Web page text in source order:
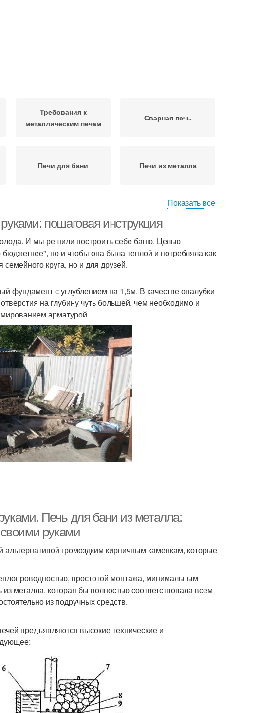
Требования к
металлическим печам
Сварная печь
Печи для бани Печи из металла
Печки для бани
Банные печи Печи из толстого
Печи для отопления
Показать все
пошаговая инструкция
И мы решили построить себе баню. Целью
бюджетнее", но и чтобы она была теплой и потребляла как
круга, но и для друзей.
фундамент с углублением на 1,5м. В качестве опалубки
на глубину чуть большей. чем необходимо и
арматурой.
Печь для бани из металла:
руками
громоздким кирпичным каменкам, которые
простотой монтажа, минимальным
металла, которая бы полностью соответствовала всем
из подручных средств.
предъявляются высокие технические и